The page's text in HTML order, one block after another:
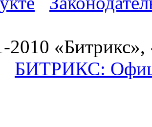
2010 «Битрикс»,
БИТРИКС: